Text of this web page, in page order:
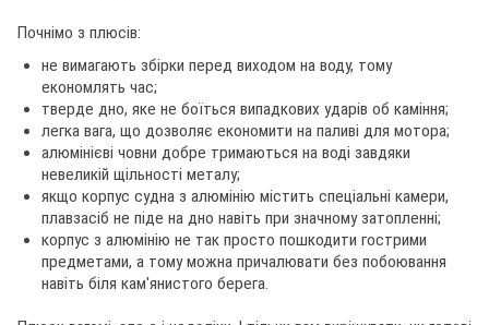
Почнімо з плюсів:
не вимагають збірки перед виходом на воду, тому
економлять час;
тверде дно, яке не боїться випадкових ударів об каміння;
легка вага, що дозволяє економити на паливі для мотора;
алюмінієві човни добре тримаються на воді завдяки
невеликій щільності металу;
якщо корпус судна з алюмінію містить спеціальні камери,
плавзасіб не піде на дно навіть при значному затопленні;
корпус з алюмінію не так просто пошкодити гострими
предметами, а тому можна причалювати без побоювання
навіть біля кам'янистого берега.